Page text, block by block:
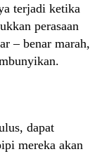
terjadi ketika
perasaan
– benar marah,
dapat
mereka akan